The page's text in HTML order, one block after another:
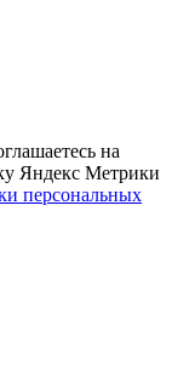
на
Яндекс Метрики
персональных